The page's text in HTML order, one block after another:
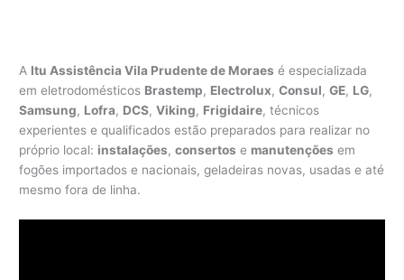
A Itu Assistência Vila Prudente de Moraes é especializada
em eletrodomésticos Brastemp, Electrolux,Consul,GE, LG,
Samsung, Lofra, DCS,Viking, Frigidaire, técnicos
experientes e qualificados estão preparados para realizar no
próprio local: instalações,consertos e manutenções em
fogões importados e nacionais, geladeiras novas, usadas e até
mesmo fora de linha.